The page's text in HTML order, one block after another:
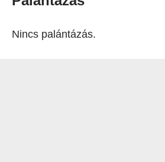
Nincs palántázás.